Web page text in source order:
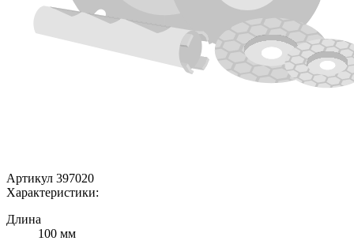
Артикул 397020
Характеристики:
Длина
100 мм